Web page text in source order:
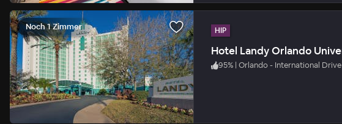
Noch 1 Zimmer HIP
95% | Orlando - International Drive